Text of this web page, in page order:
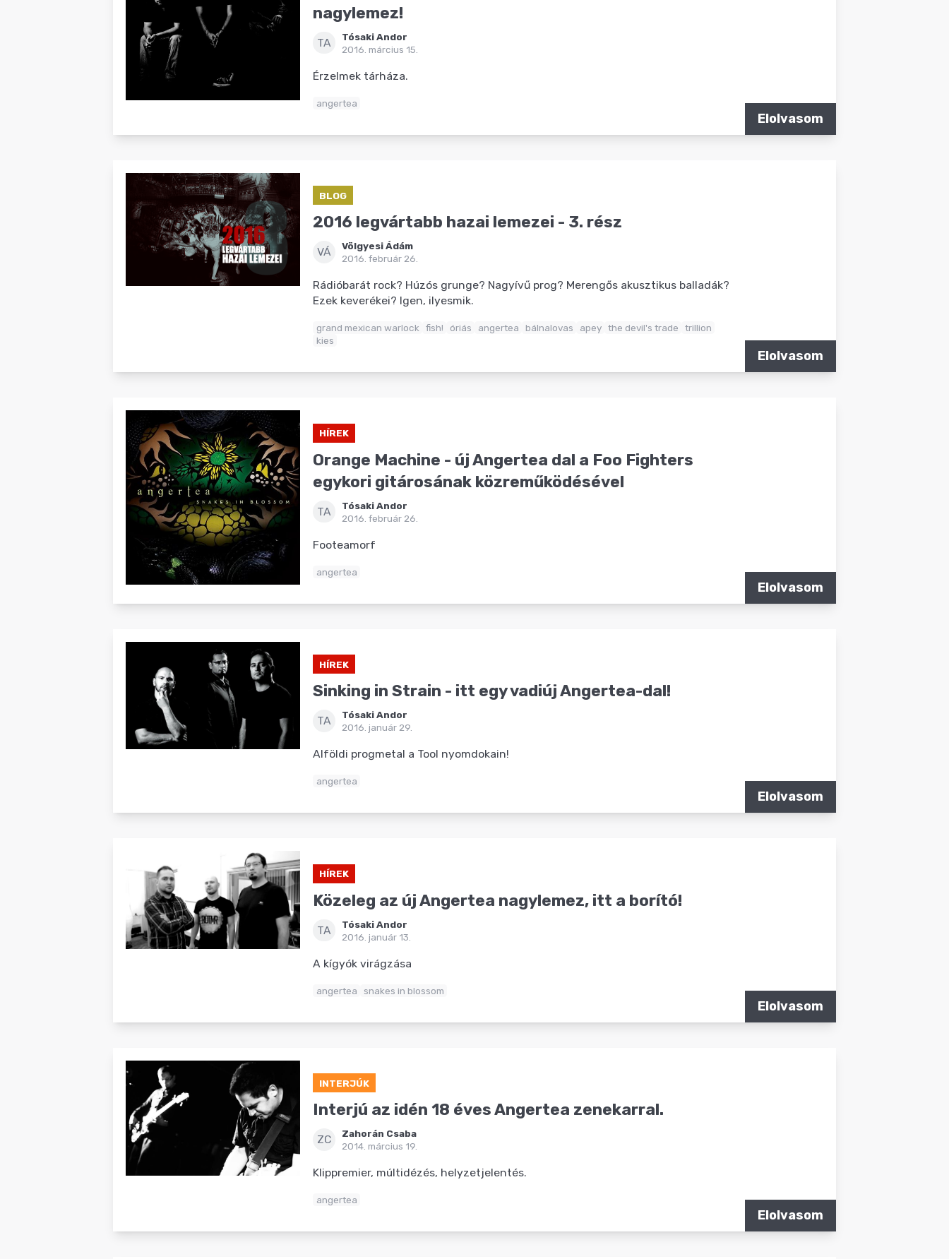
nagylemez!
TA
Tósaki Andor
2016. március 15.
Érzelmek tárháza.
angertea
Elolvasom
BLOG
2016 legvártabb hazai lemezei - 3. rész
VÁ
Völgyesi Ádám
2016. február 26.
Rádióbarát rock? Húzós grunge? Nagyívű prog? Merengős akusztikus balladák?
Ezek keverékei? Igen, ilyesmik.
grand mexican warlock fish! óriás angertea bálnalovas apey the devil's trade
trillion
kies
Elolvasom
HÍREK
Orange Machine - új Angertea dal a Foo Fighters
egykori gitárosának közreműködésével
TA
Tósaki Andor
2016. február 26.
Footeamorf
angertea
Elolvasom
HÍREK
Sinking in Strain - itt egy vadiúj Angertea-dal!
TA
Tósaki Andor
2016. január 29.
Alföldi progmetal a Tool nyomdokain!
angertea
Elolvasom
HÍREK
Közeleg az új Angertea nagylemez, itt a borító!
TA
Tósaki Andor
2016. január 13.
A kígyók virágzása
angertea snakes in blossom
Elolvasom
INTERJÚK
Interjú az idén 18 éves Angertea zenekarral.
ZC
Zahorán Csaba
2014. március 19.
Klippremier, múltidézés, helyzetjelentés.
angertea
Elolvasom